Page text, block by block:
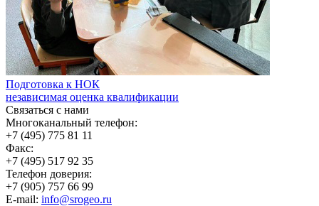
Подготовка к НОК
независимая оценка квалификации
Связаться с нами
Многоканальный телефон:
+7 (495) 775 81 11
Факс:
+7 (495) 517 92 35
Телефон доверия:
+7 (905) 757 66 99
E-mail: info@srogeo.ru